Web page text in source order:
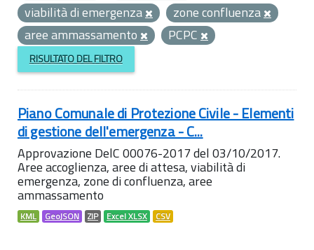
viabilità di emergenza
zone confluenza
aree ammassamento
PCPC
RISULTATO DEL FILTRO
Piano Comunale di Protezione Civile - Elementi
di gestione dell'emergenza - C...
Approvazione DelC 00076-2017 del 03/10/2017.
Aree accoglienza, aree di attesa, viabilità di
emergenza, zone di confluenza, aree
ammassamento
KML GeoJSON ZIP Excel XLSX CSV